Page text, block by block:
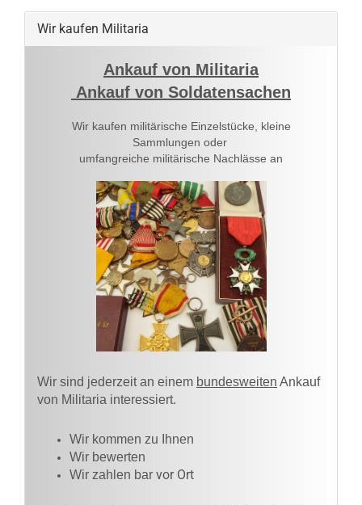
Wir kaufen Militaria
Ankauf von Militaria
Ankauf von Soldatensachen
Wir kaufen militärische Einzelstücke, kleine
Sammlungen oder
umfangreiche militärische Nachlässe an
Wir sind jederzeit an einem bundesweiten Ankauf
von Militaria interessiert.
Wir kommen zu Ihnen​
Wir bewerten
Wir zahlen bar vor Ort